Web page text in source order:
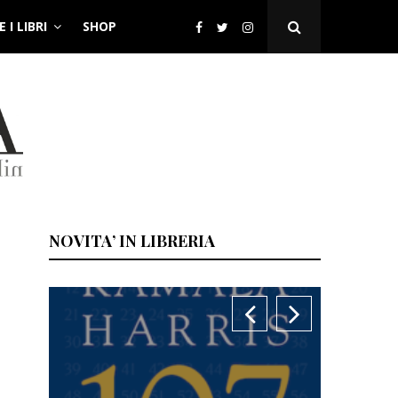
I LIBRI SHOP
Open
Search
NOVITA’ IN LIBRERIA